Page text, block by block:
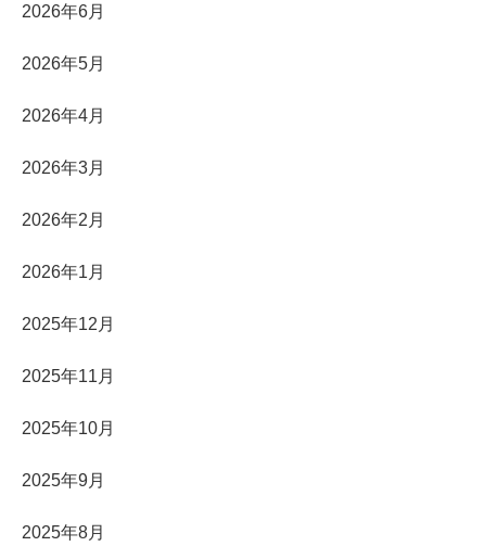
2026年6月
2026年5月
2026年4月
2026年3月
2026年2月
2026年1月
2025年12月
2025年11月
2025年10月
2025年9月
2025年8月